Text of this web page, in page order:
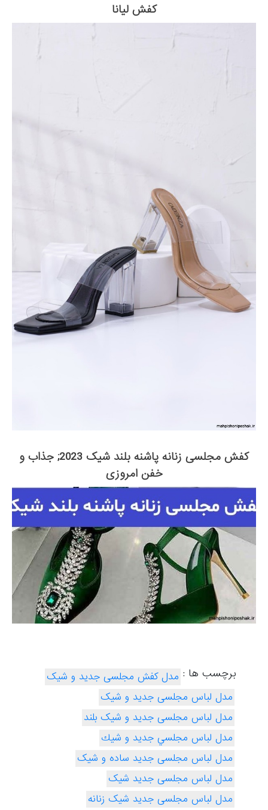
کفش لیانا
کفش مجلسی زنانه پاشنه بلند شیک 2023; جذاب و
خفن امروزی
برچسب ها : مدل کفش مجلسی جدید و شیک
مدل لباس مجلسی جدید و شیک
مدل لباس مجلسی جدید و شیک بلند
مدل لباس مجلسي جديد و شيك
مدل لباس مجلسی جدید ساده و شیک
مدل لباس مجلسی جدید شیک
مدل لباس مجلسی جدید شیک زنانه